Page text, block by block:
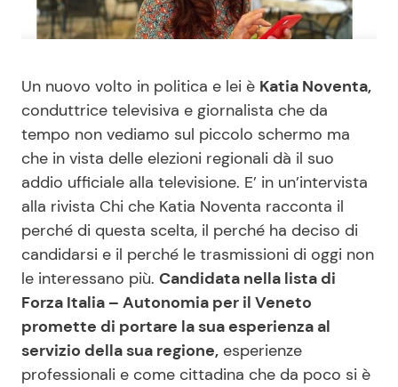
News Spettacolo
Casa
Moda e Style
Mondo Mamma
News benessere
Viaggi e Turismo
Cucina e Ricette
Consigli di Cucina
Dolci
Le Ricette in TV
Primi Piatti
Ricette Facili e Veloci
Ricette Feste
Un nuovo volto in politica e lei è Katia Noventa,
conduttrice televisiva e giornalista che da
tempo non vediamo sul piccolo schermo ma
che in vista delle elezioni regionali dà il suo
addio ufficiale alla televisione. E’ in un’intervista
alla rivista Chi che Katia Noventa racconta il
perché di questa scelta, il perché ha deciso di
candidarsi e il perché le trasmissioni di oggi non
le interessano più. Candidata nella lista di
Forza Italia – Autonomia per il Veneto
promette di portare la sua esperienza al
servizio della sua regione, esperienze
professionali e come cittadina che da poco si è